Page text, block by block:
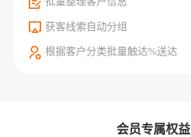
获客线索自动分组
根据客户分类批量触达%送达
会员专属权益